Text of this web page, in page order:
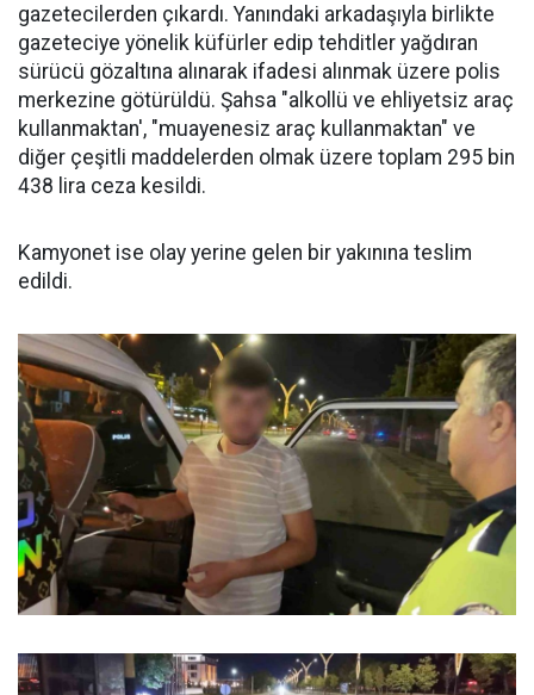
gazetecilerden çıkardı. Yanındaki arkadaşıyla birlikte
gazeteciye yönelik küfürler edip tehditler yağdıran
sürücü gözaltına alınarak ifadesi alınmak üzere polis
merkezine götürüldü. Şahsa "alkollü ve ehliyetsiz araç
kullanmaktan', "muayenesiz araç kullanmaktan" ve
diğer çeşitli maddelerden olmak üzere toplam 295 bin
438 lira ceza kesildi.
Kamyonet ise olay yerine gelen bir yakınına teslim
edildi.